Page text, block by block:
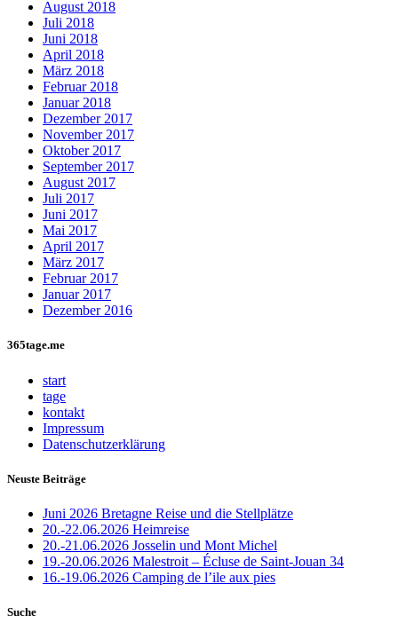
August 2018
Juli 2018
Juni 2018
April 2018
März 2018
Februar 2018
Januar 2018
Dezember 2017
November 2017
Oktober 2017
September 2017
August 2017
Juli 2017
Juni 2017
Mai 2017
April 2017
März 2017
Februar 2017
Januar 2017
Dezember 2016
365tage.me
start
tage
kontakt
Impressum
Datenschutzerklärung
Neuste Beiträge
Juni 2026 Bretagne Reise und die Stellplätze
20.-22.06.2026 Heimreise
20.-21.06.2026 Josselin und Mont Michel
19.-20.06.2026 Malestroit – Écluse de Saint-Jouan 34
16.-19.06.2026 Camping de l’ile aux pies
Suche